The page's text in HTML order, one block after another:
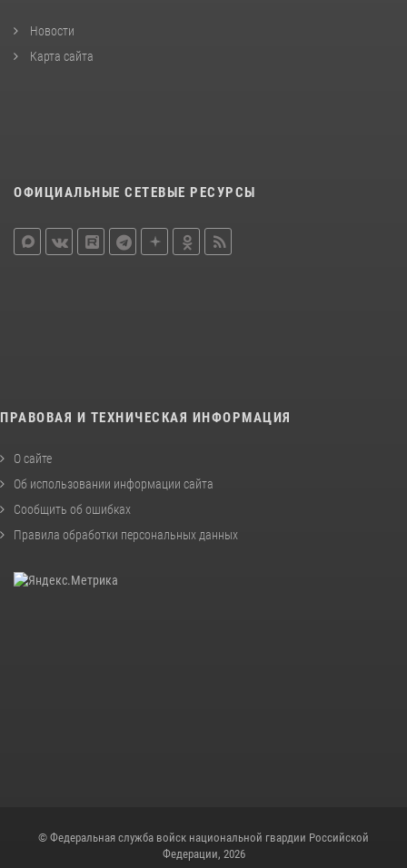
Новости
Карта сайта
ОФИЦИАЛЬНЫЕ СЕТЕВЫЕ РЕСУРСЫ
ПРАВОВАЯ И ТЕХНИЧЕСКАЯ ИНФОРМАЦИЯ
О сайте
Об использовании информации сайта
Сообщить об ошибках
Правила обработки персональных данных
© Федеральная служба войск национальной гвардии Российской
Федерации, 2026